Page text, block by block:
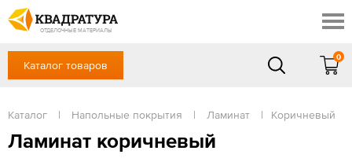
ОТДЕЛОЧНЫЕ МАТЕРИАЛЫ
Скидки
Контакты
Доставка и оплата
Готовые решения
Отзывы
+7 (863) 303-36-23
Сб, Вс — выходной
ЗАКАЗАТЬ ЗВОНОК
Каталог товаров
0
Каталог | Напольные покрытия | Ламинат | Коричневый
Ламинат коричневый